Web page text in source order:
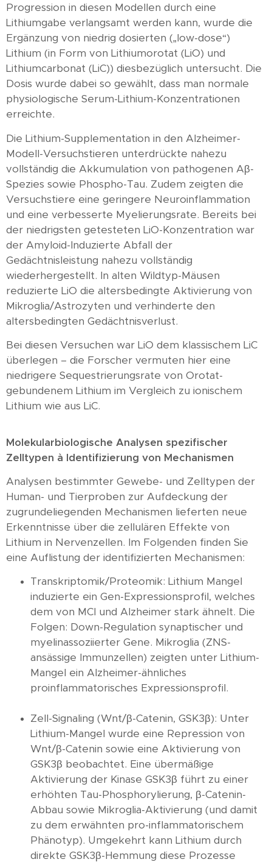
Progression in diesen Modellen durch eine
Lithiumgabe verlangsamt werden kann, wurde die
Ergänzung von niedrig dosierten („low-dose“)
Lithium (in Form von Lithiumorotat (LiO) und
Lithiumcarbonat (LiC)) diesbezüglich untersucht. Die
Dosis wurde dabei so gewählt, dass man normale
physiologische Serum-Lithium-Konzentrationen
erreichte.
Die Lithium-Supplementation in den Alzheimer-
Modell-Versuchstieren unterdrückte nahezu
vollständig die Akkumulation von pathogenen Aβ-
Spezies sowie Phospho-Tau. Zudem zeigten die
Versuchstiere eine geringere Neuroinflammation
und eine verbesserte Myelierungsrate. Bereits bei
der niedrigsten getesteten LiO-Konzentration war
der Amyloid-Induzierte Abfall der
Gedächtnisleistung nahezu vollständig
wiederhergestellt. In alten Wildtyp-Mäusen
reduzierte LiO die altersbedingte Aktivierung von
Mikroglia/Astrozyten und verhinderte den
altersbedingten Gedächtnisverlust.
Bei diesen Versuchen war LiO dem klassischem LiC
überlegen – die Forscher vermuten hier eine
niedrigere Sequestrierungsrate von Orotat-
gebundenem Lithium im Vergleich zu ionischem
Lithium wie aus LiC.
Molekularbiologische Analysen spezifischer
Zelltypen à Identifizierung von Mechanismen
Analysen bestimmter Gewebe- und Zelltypen der
Human- und Tierproben zur Aufdeckung der
zugrundeliegenden Mechanismen lieferten neue
Erkenntnisse über die zellulären Effekte von
Lithium in Nervenzellen. Im Folgenden finden Sie
eine Auflistung der identifizierten Mechanismen:
Transkriptomik/Proteomik: Lithium Mangel
induzierte ein Gen-Expressionsprofil, welches
dem von MCI und Alzheimer stark ähnelt. Die
Folgen: Down-Regulation synaptischer und
myelinassoziierter Gene. Mikroglia (ZNS-
ansässige Immunzellen) zeigten unter Lithium-
Mangel ein Alzheimer-ähnliches
proinflammatorisches Expressionsprofil.
Zell-Signaling (Wnt/β-Catenin, GSK3β): Unter
Lithium-Mangel wurde eine Repression von
Wnt/β-Catenin sowie eine Aktivierung von
GSK3β beobachtet. Eine übermäßige
Aktivierung der Kinase GSK3β führt zu einer
erhöhten Tau-Phosphorylierung, β-Catenin-
Abbau sowie Mikroglia-Aktivierung (und damit
zu dem erwähnten pro-inflammatorischem
Phänotyp). Umgekehrt kann Lithium durch
direkte GSK3β-Hemmung diese Prozesse